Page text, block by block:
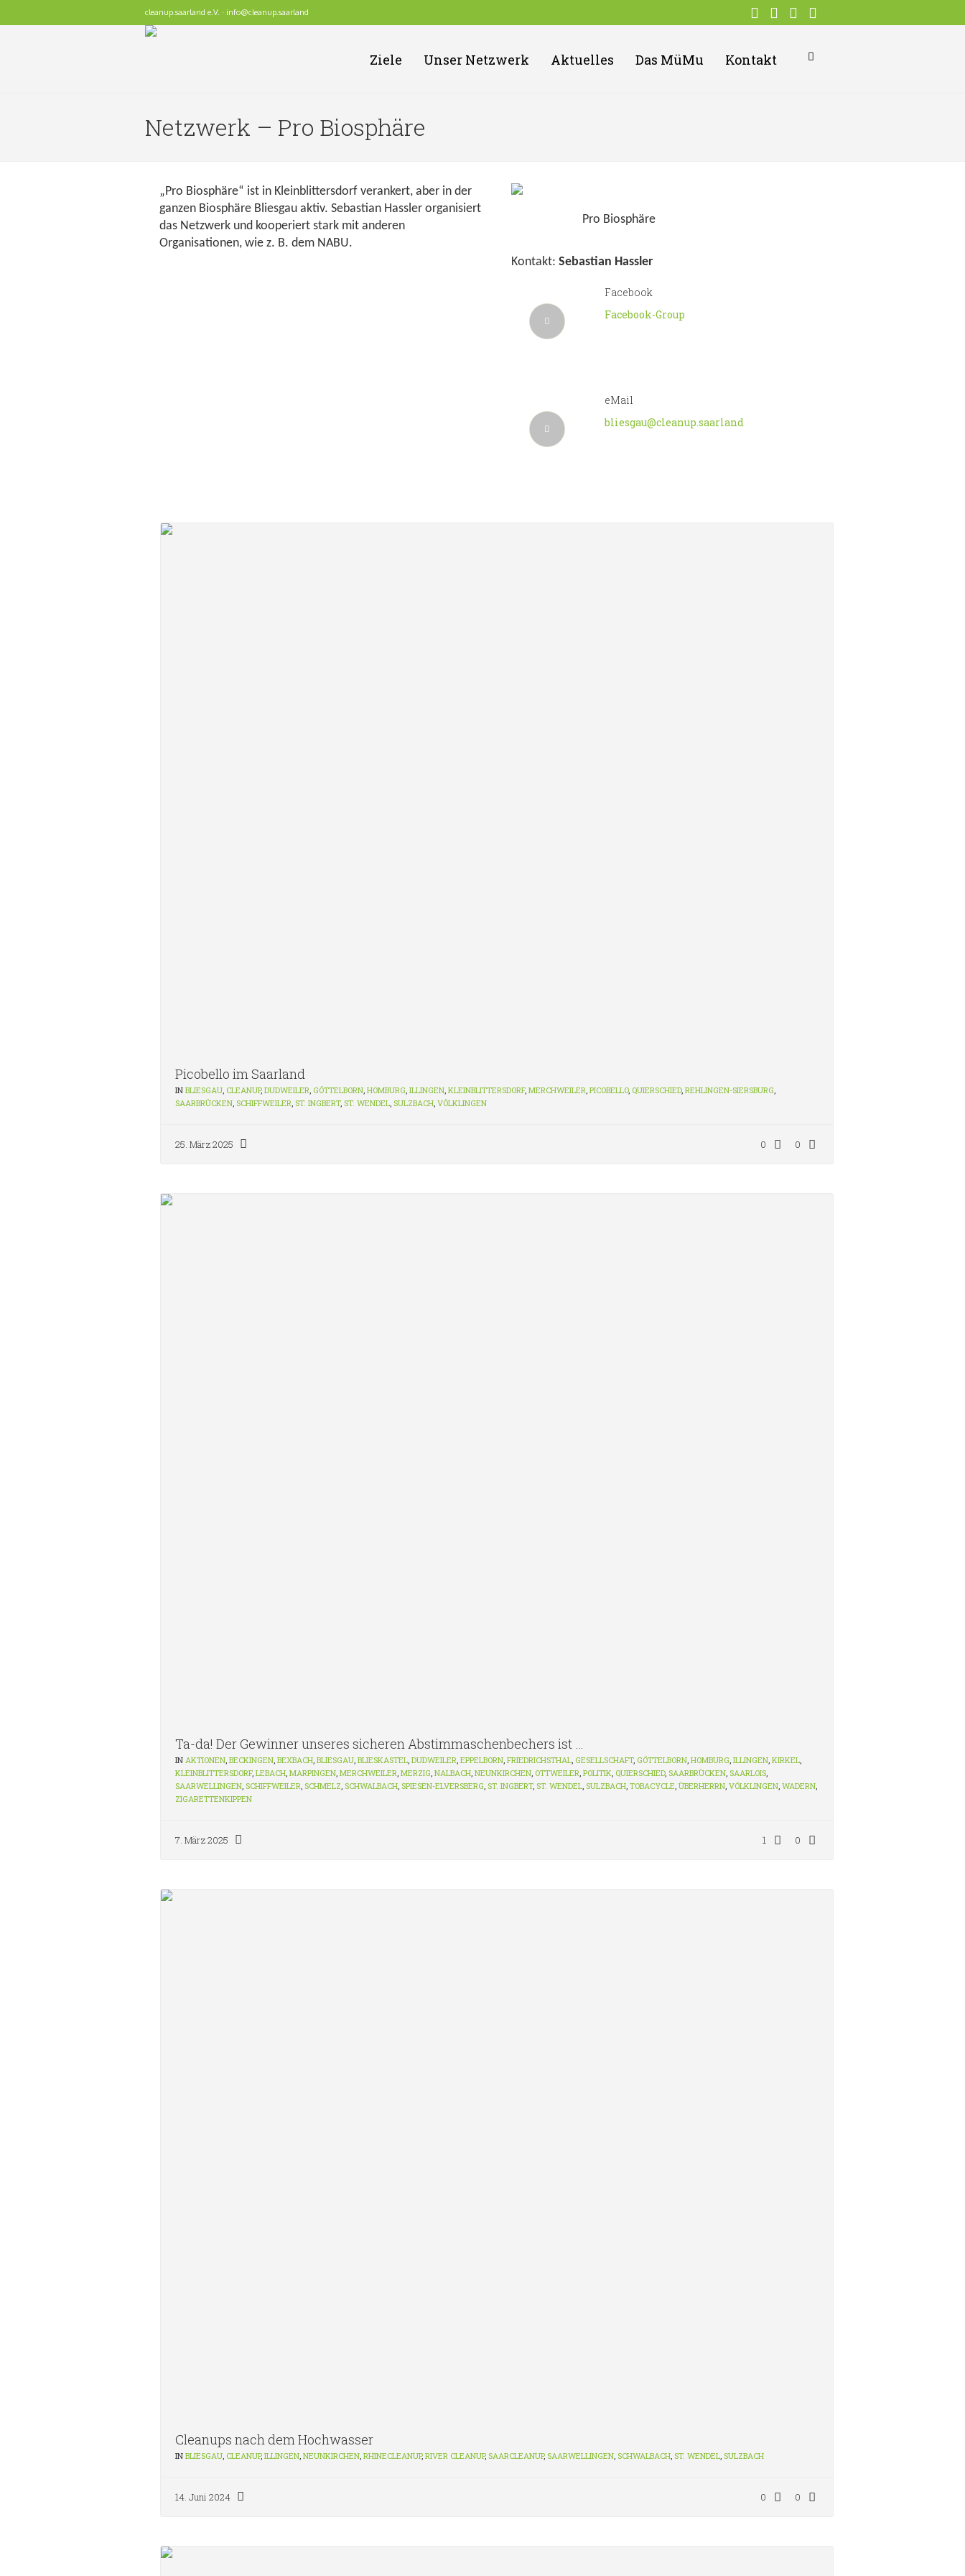
cleanup.saarland e.V. · info@cleanup.saarland
Ziele Unser Netzwerk Aktuelles Das MüMu Kontakt
Netzwerk – Pro Biosphäre
„Pro Biosphäre“ ist in Kleinblittersdorf verankert, aber in der
ganzen Biosphäre Bliesgau aktiv. Sebastian Hassler organisiert
das Netzwerk und kooperiert stark mit anderen
Organisationen, wie z. B. dem NABU.
Pro Biosphäre
Kontakt: Sebastian Hassler
Facebook
Facebook-Group
eMail
bliesgau@cleanup.saarland
Picobello im Saarland
INBLIESGAU CLEANUP,DUDWEILER GÖTTELBORN ,HOMBURG ,ILLINGEN ,KLEINBLITTERSDORF,MERCHWEILER ,PICOBELLO, QUIERSCHIED,REHLINGEN-SIERSBURG
SAARBRÜCKEN ,SCHIFFWEILER ,ST. INGBERT,ST. WENDEL ,SULZBACH ,VÖLKLINGEN
0
0
25. März 2025
Ta-da! Der Gewinner unseres sicheren Abstimmaschenbechers ist …
IN AKTIONEN ,BECKINGEN ,BEXBACH ,BLIESGAU ,BLIESKASTEL ,DUDWEILER ,EPPELBORN ,FRIEDRICHSTHAL GESELLSCHAFT, GÖTTELBORN ,HOMBURG ,ILLINGEN ,KIRKEL
KLEINBLITTERSDORF,LEBACH ,MARPINGEN ,MERCHWEILER ,MERZIG ,NALBACH ,NEUNKIRCHEN OTTWEILER ,POLITIK QUIERSCHIED,SAARBRÜCKEN ,SAARLOIS
SAARWELLINGEN ,SCHIFFWEILER ,SCHMELZ ,SCHWALBACH ,SPIESEN-ELVERSBERG ,ST. INGBERT,ST. WENDEL ,SULZBACH ,TOBACYCLE ,ÜBERHERRN ,VÖLKLINGEN ,WADERN
ZIGARETTENKIPPEN
0
1
7. März 2025
Cleanups nach dem Hochwasser
INBLIESGAU CLEANUP,ILLINGEN ,NEUNKIRCHEN ,RHINECLEANUP,RIVER CLEANUP,SAARCLEANUP,SAARWELLINGEN ,SCHWALBACH ,ST. WENDEL ,SULZBACH
0
0
14. Juni 2024